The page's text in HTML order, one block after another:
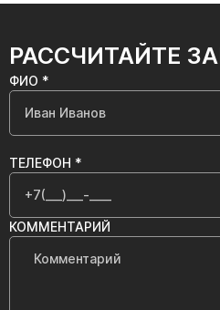
РАССЧИТАЙТЕ
ФИО *
ТЕЛЕФОН *
КОММЕНТАРИЙ